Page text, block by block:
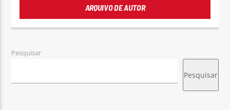
ARQUIVO DE AUTOR
Pesquisar
Pesquisar